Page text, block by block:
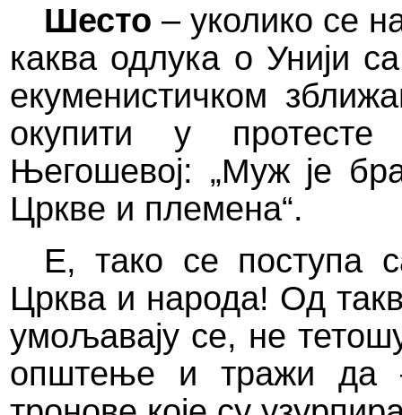
Шесто – уколико се
каква одлука о Унији
екуменистичком
окупити у
Његошевој: „Муж је
Цркве и племена“.
Е, тако се поступа
Црква и народа! Од
умољавају се, не
општење и тражи да